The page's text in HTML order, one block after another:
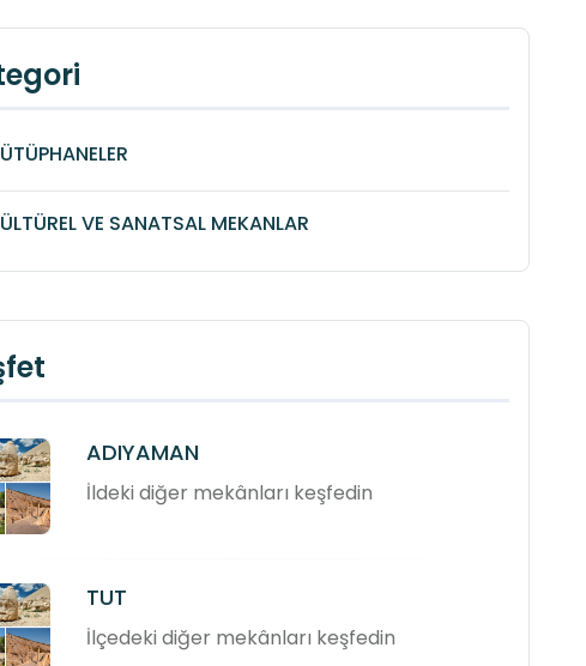
VE SANATSAL MEKANLAR
ADIYAMAN
İldeki diğer mekânları keşfedin
TUT
İlçedeki diğer mekânları keşfedin